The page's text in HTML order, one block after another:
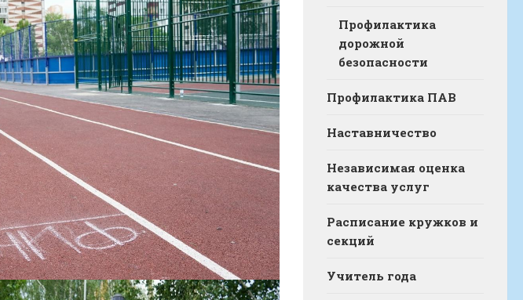
Профилактика
дорожной
безопасности
Профилактика ПАВ
Наставничество
Независимая оценка
качества услуг
Расписание кружков и
секций
Учитель года